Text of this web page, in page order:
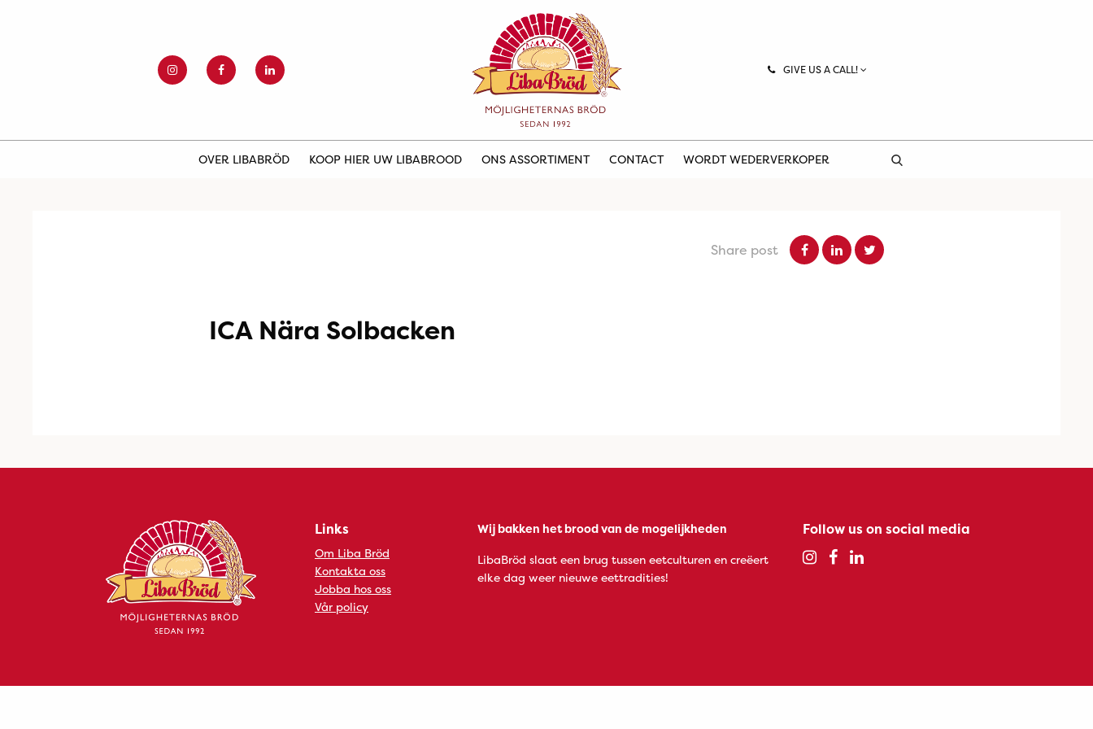
GIVE US A CALL!
OVER LIBABRÖD KOOP HIER UW LIBABROOD ONS ASSORTIMENT CONTACT WORDT WEDERVERKOPER
Share post
ICA Nära Solbacken
Links
Om Liba Bröd
Kontakta oss
Jobba hos oss
Vår policy
Wij bakken het brood van de mogelijkheden
LibaBröd slaat een brug tussen eetculturen en creëert
elke dag weer nieuwe eettradities!
Follow us on social media